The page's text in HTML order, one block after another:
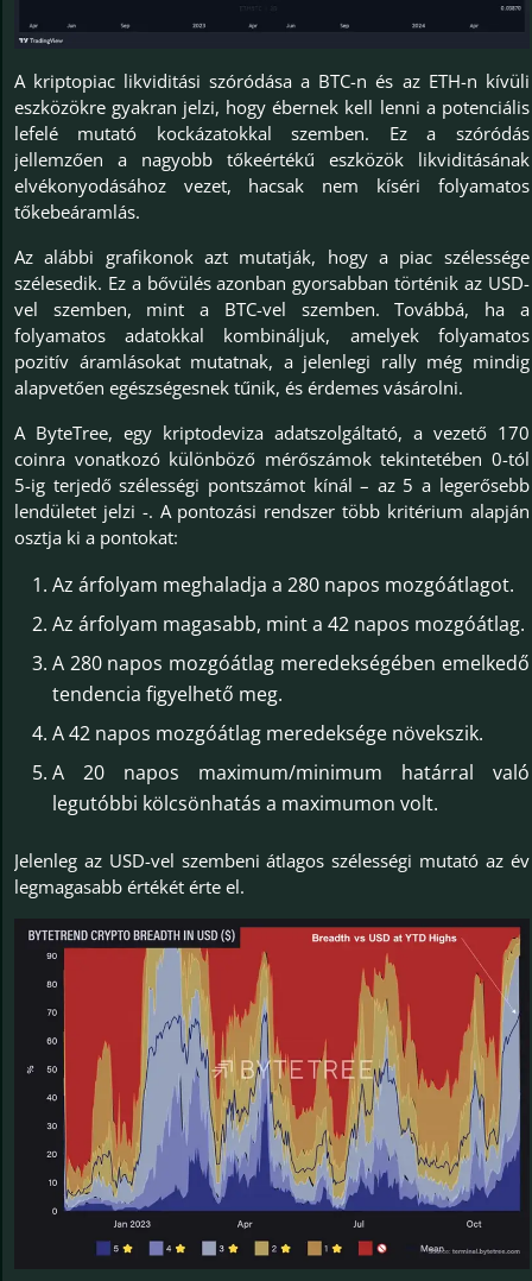
A kriptopiac likviditási szóródása a BTC-n és az ETH-n kívüli
eszközökre gyakran jelzi, hogy ébernek kell lenni a potenciális
lefelé mutató kockázatokkal szemben. Ez a szóródás
jellemzően a nagyobb tőkeértékű eszközök likviditásának
elvékonyodásához vezet, hacsak nem kíséri folyamatos
tőkebeáramlás.
Az alábbi grafikonok azt mutatják, hogy a piac szélessége
szélesedik. Ez a bővülés azonban gyorsabban történik az USD-
vel szemben, mint a BTC-vel szemben. Továbbá, ha a
folyamatos adatokkal kombináljuk, amelyek folyamatos
pozitív áramlásokat mutatnak, a jelenlegi rally még mindig
alapvetően egészségesnek tűnik, és érdemes vásárolni.
A ByteTree, egy kriptodeviza adatszolgáltató, a vezető 170
coinra vonatkozó különböző mérőszámok tekintetében 0-tól
5-ig terjedő szélességi pontszámot kínál – az 5 a legerősebb
lendületet jelzi -. A pontozási rendszer több kritérium alapján
osztja ki a pontokat:
Az árfolyam meghaladja a 280 napos mozgóátlagot.
Az árfolyam magasabb, mint a 42 napos mozgóátlag.
A 280 napos mozgóátlag meredekségében emelkedő
tendencia figyelhető meg.
A 42 napos mozgóátlag meredeksége növekszik.
A 20 napos maximum/minimum határral való
legutóbbi kölcsönhatás a maximumon volt.
Jelenleg az USD-vel szembeni átlagos szélességi mutató az év
legmagasabb értékét érte el.